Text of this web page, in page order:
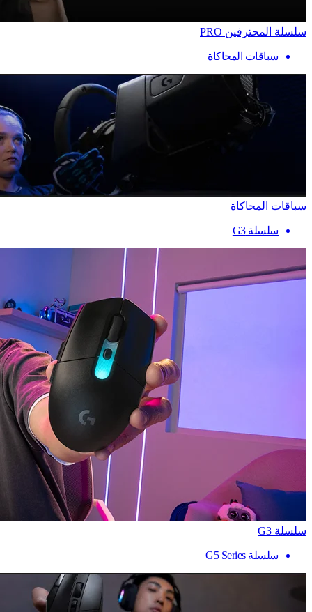
سلسلة المحترفين PRO
سباقات المحاكاة
سباقات المحاكاة
سلسلة G3
سلسلة G3
سلسلة G5 Series